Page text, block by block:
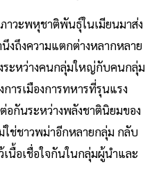
าวะพหุชาติพันธุ์ในเมียนมาส่ง
งถึงความแตกต่างหลากหลาย
ระหว่างคนกลุ่มใหญ่กับคนกลุ่ม
ารเมืองการทหารที่รุนแรง
กันระหว่างพลังชาตินิยมของ
ช่ชาวพม่าอีกหลายกลุ่ม กลับ
เนื้อเชื่อใจกันในกลุ่มผู้นำและ